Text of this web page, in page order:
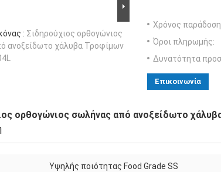
: Σιδηρούχιος ορθογώνιος
ανοξείδωτο χάλυβα Τροφίμων
Χρόνος
Όροι πληρωμής:
Δυνατότητα
Επικοινωνία
ορθογώνιος σωλήνας από ανοξείδωτο
Υψηλής ποιότητας Food Grade SS